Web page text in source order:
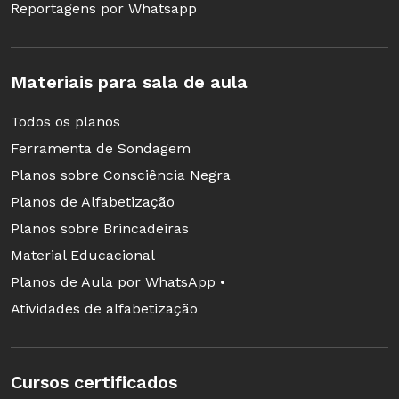
Primeiramente, trate essa família como
qualquer outra. A maioria das escolas ainda só
entende uma organização: a heteropatriarcal,
na sociedade: mães solteiras ou separadas que
Reportagens por Whatsapp
Materiais para sala de aula
Todos os planos
Ferramenta de Sondagem
Planos sobre Consciência Negra
Planos de Alfabetização
Planos sobre Brincadeiras
Material Educacional
Planos de Aula por WhatsApp •
Atividades de alfabetização
Cursos certificados